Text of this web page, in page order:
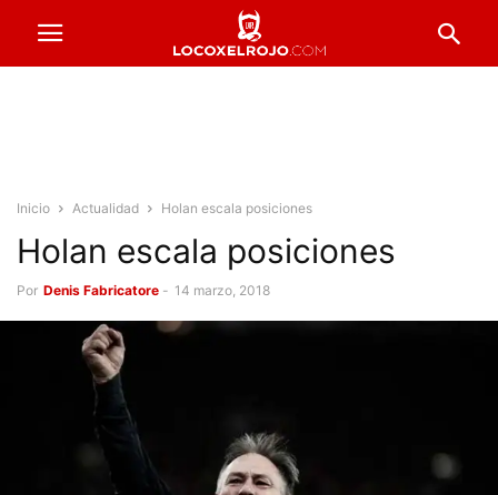
Inicio Actualidad Holan escala posiciones
Holan escala posiciones
Por Denis Fabricatore - 14 marzo, 2018